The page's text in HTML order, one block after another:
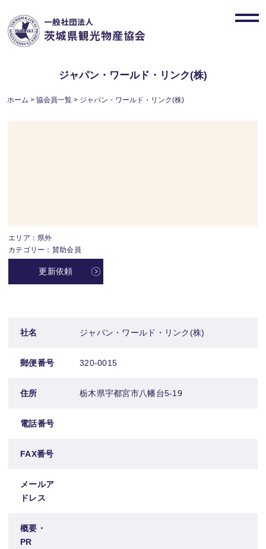
content
ジャパン・ワールド・リンク(株)
ホーム >協会員一覧 > ジャパン・ワールド・リンク(株)
エリア：県外
カテゴリー：賛助会員
更新依頼
社名 ジャパン・ワールド・リンク(株)
郵便番号 320-0015
住所 栃木県宇都宮市八幡台5-19
電話番号
FAX番号
メールア
ドレス
概要・
PR